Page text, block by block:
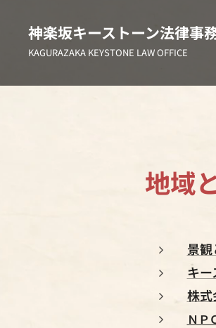
神楽坂キーストーン法律事
KAGURAZAKA KEYSTONE LAW OFFICE
地域
景
キ
株式
ＮＰ